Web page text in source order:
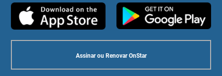
Assinar ou Renovar OnStar